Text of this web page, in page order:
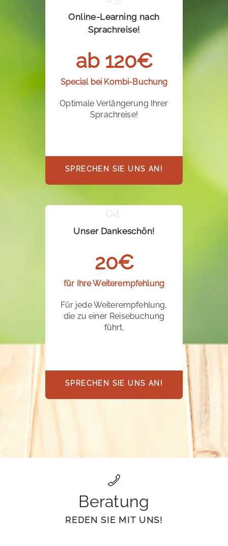
Online-Learning nach
Sprachreise!
ab 120€
Special bei Kombi-Buchung
Optimale Verlängerung Ihrer
Sprachreise!
SPRECHEN SIE UNS AN!
Unser Dankeschön!
20€
für Ihre Weiterempfehlung
Für jede Weiterempfehlung,
die zu einer Reisebuchung
führt.
SPRECHEN SIE UNS AN!
Beratung
REDEN SIE MIT UNS!